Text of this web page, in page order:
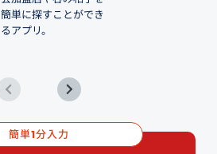
簡単に探すことができ
るアプリ。
簡単1分入力